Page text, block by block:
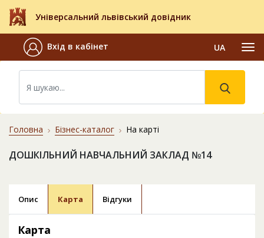
Універсальний львівський довідник
Вхід в кабінет UA
Головна Бізнес-каталог На карті
ДОШКІЛЬНИЙ НАВЧАЛЬНИЙ ЗАКЛАД №14
Опис Карта Відгуки
Карта